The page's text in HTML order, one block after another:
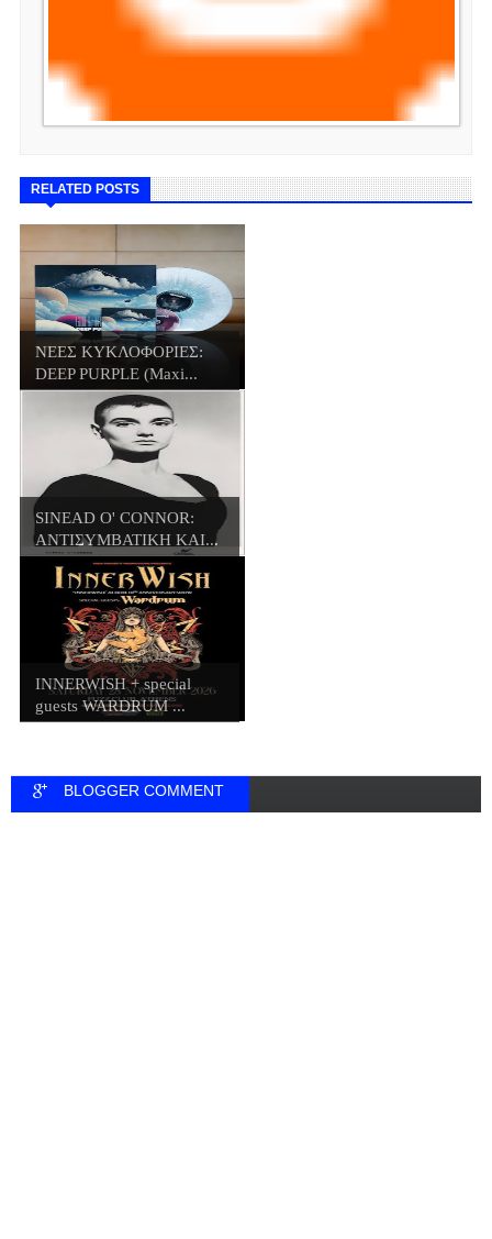
RELATED POSTS
ΝΕΕΣ ΚΥΚΛΟΦΟΡΙΕΣ:
DEEP PURPLE (Maxi...
SINEAD O' CONNOR:
ΑΝΤΙΣΥΜΒΑΤΙΚΗ ΚΑΙ...
INNERWISH + special
guests WARDRUM ...
BLOGGER COMMENT